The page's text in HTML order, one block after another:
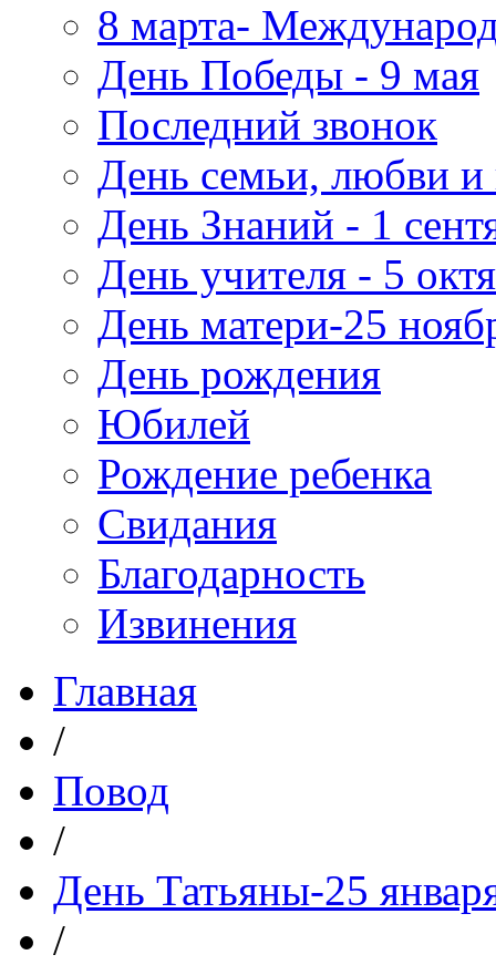
8 марта-
День Победы - 9 мая
Последний звонок
День семьи, любви и
День Знаний - 1
День учителя - 5
День матери-25
День рождения
Юбилей
Рождение ребенка
Свидания
Благодарность
Извинения
Главная
/
Повод
/
День Татьяны-25
/